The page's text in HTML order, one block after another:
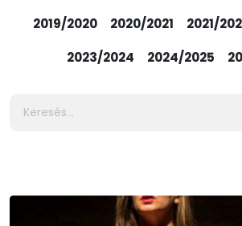
2019/2020
2020/2021 2021/
2023/2024
2024/2025